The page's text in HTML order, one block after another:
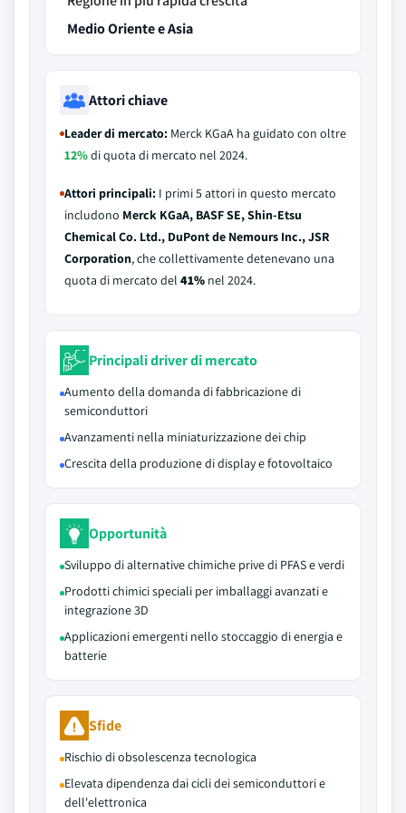
Medio Oriente e Asia
Attori chiave
Leader di mercato: Merck KGaA ha guidato con oltre
12%di quota di mercato nel 2024.
Attori principali: I primi 5 attori in questo mercato
includono Merck KGaA, BASF SE, Shin-Etsu
Chemical Co. Ltd., DuPont de Nemours Inc., JSR
Corporation, che collettivamente detenevano una
quota di mercato del 41% nel 2024.
Principali driver di mercato
Aumento della domanda di fabbricazione di
semiconduttori
Avanzamenti nella miniaturizzazione dei chip
Crescita della produzione di display e fotovoltaico
Opportunità
Sviluppo di alternative chimiche prive di PFAS e verdi
Prodotti chimici speciali per imballaggi avanzati e
integrazione 3D
Applicazioni emergenti nello stoccaggio di energia e
batterie
Sfide
Rischio di obsolescenza tecnologica
Elevata dipendenza dai cicli dei semiconduttori e
dell'elettronica